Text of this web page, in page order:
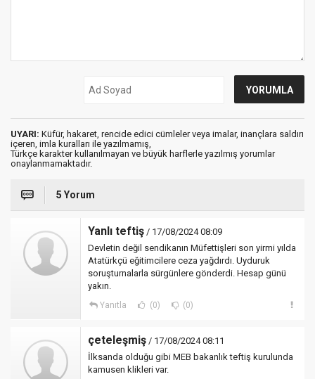
UYARI: Küfür, hakaret, rencide edici cümleler veya imalar, inançlara saldırı
içeren, imla kuralları ile yazılmamış,
Türkçe karakter kullanılmayan ve büyük harflerle yazılmış yorumlar
onaylanmamaktadır.
5 Yorum
Yanlı teftiş / 17/08/2024 08:09
Devletin değil sendikanın Müfettişleri son yirmi yılda
Atatürkçü eğitimcilere ceza yağdırdı. Uyduruk
soruşturnalarla sürgünlere gönderdi. Hesap günü
yakın.
Yanıtla (0) (0)
çeteleşmiş / 17/08/2024 08:11
İlksanda olduğu gibi MEB bakanlık teftiş kurulunda
kamusen klikleri var.